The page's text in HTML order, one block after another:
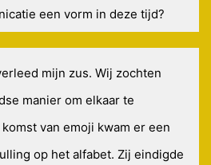
een vorm in deze tijd?
mijn zus. Wij zochten
manier om elkaar te
van emoji kwam er een
op het alfabet. Zij eindigde